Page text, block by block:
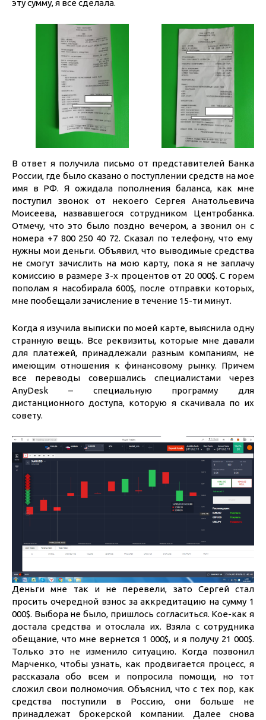
эту сумму, я все сделала.
В ответ я получила письмо от представителей Банка
России, где было сказано о поступлении средств на мое
имя в РФ. Я ожидала пополнения баланса, как мне
поступил звонок от некоего Сергея Анатольевича
Моисеева, назвавшегося сотрудником Центробанка.
Отмечу, что это было поздно вечером, а звонил он с
номера +7 800 250 40 72. Сказал по телефону, что ему
нужны мои деньги. Объявил, что выводимые средства
не смогут зачислить на мою карту, пока я не заплачу
комиссию в размере 3-х процентов от 20 000$. С горем
пополам я насобирала 600$, после отправки которых,
мне пообещали зачисление в течение 15-ти минут.
Когда я изучила выписки по моей карте, выяснила одну
странную вещь. Все реквизиты, которые мне давали
для платежей, принадлежали разным компаниям, не
имеющим отношения к финансовому рынку. Причем
все переводы совершались специалистами через
AnyDesk – специальную программу для
дистанционного доступа, которую я скачивала по их
совету.
Деньги мне так и не перевели, зато Сергей стал
просить очередной взнос за аккредитацию на сумму 1
000$. Выбора не было, пришлось согласиться. Кое-как я
достала средства и отослала их. Взяла с сотрудника
обещание, что мне вернется 1 000$, и я получу 21 000$.
Только это не изменило ситуацию. Когда позвонил
Марченко, чтобы узнать, как продвигается процесс, я
рассказала обо всем и попросила помощи, но тот
сложил свои полномочия. Объяснил, что с тех пор, как
средства поступили в Россию, они больше не
принадлежат брокерской компании. Далее снова